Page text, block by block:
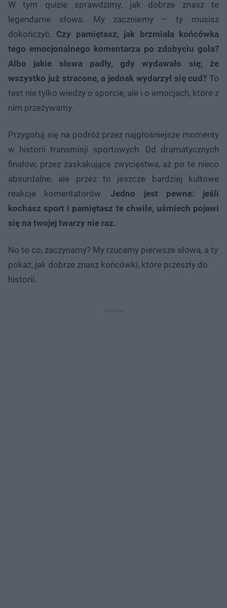
W tym quizie sprawdzimy, jak dobrze znasz te
legendarne słowa. My zaczniemy – ty musisz
dokończyć. Czy pamiętasz, jak brzmiała końcówka
tego emocjonalnego komentarza po zdobyciu gola?
Albo jakie słowa padły, gdy wydawało się, że
wszystko już stracone, a jednak wydarzył się cud? To
test nie tylko wiedzy o sporcie, ale i o emocjach, które z
nim przeżywamy.
Przygotuj się na podróż przez najgłośniejsze momenty
w historii transmisji sportowych. Dd dramatycznych
finałów, przez zaskakujące zwycięstwa, aż po te nieco
absurdalne, ale przez to jeszcze bardziej kultowe
reakcje komentatorów.Jedno jest pewne: jeśli
kochasz sport i pamiętasz te chwile, uśmiech pojawi
się na twojej twarzy nie raz.
No to co, zaczynamy? My rzucamy pierwsze słowa, a ty
pokaż, jak dobrze znasz końcówki, które przeszły do
historii.